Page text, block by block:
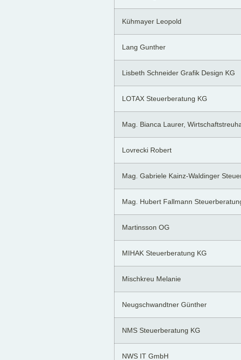
Kühmayer Leopold
Lang Gunther
Lisbeth Schneider Grafik Design KG
LOTAX Steuerberatung KG
Mag. Bianca Laurer,
Lovrecki Robert
Mag. Gabriele Kainz-Waldinger
Mag. Hubert Fallmann
Martinsson OG
MIHAK Steuerberatung KG
Mischkreu Melanie
Neugschwandtner Günther
NMS Steuerberatung KG
NWS IT GmbH